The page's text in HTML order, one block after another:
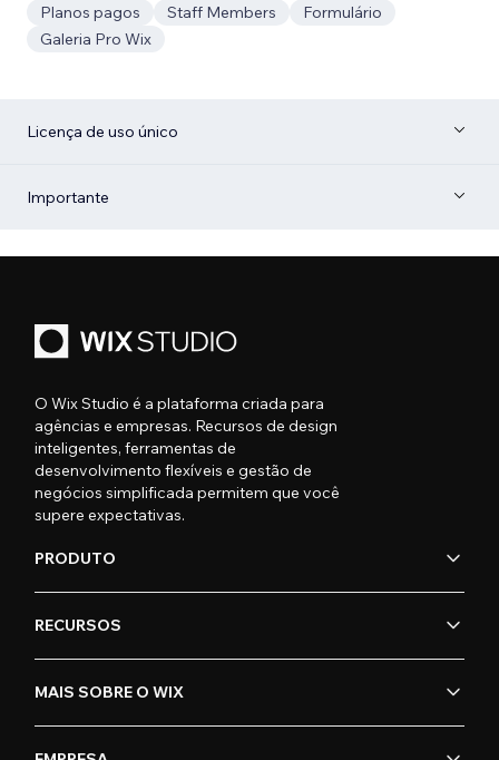
Planos pagos
Staff Members
Formulário
Galeria Pro Wix
Licença de uso único
Importante
O Wix Studio é a plataforma criada para
agências e empresas. Recursos de design
inteligentes, ferramentas de
desenvolvimento flexíveis e gestão de
negócios simplificada permitem que você
supere expectativas.
PRODUTO
RECURSOS
MAIS SOBRE O WIX